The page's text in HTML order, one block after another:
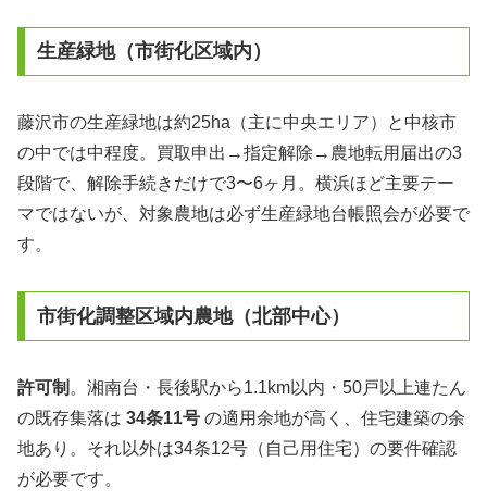
生産緑地（市街化区域内）
藤沢市の生産緑地は約25ha（主に中央エリア）と中核市
の中では中程度。買取申出→指定解除→農地転用届出の3
段階で、解除手続きだけで3〜6ヶ月。横浜ほど主要テー
マではないが、対象農地は必ず生産緑地台帳照会が必要で
す。
市街化調整区域内農地（北部中心）
許可制 。湘南台・長後駅から1.1km以内・50戸以上連たん
の既存集落は 34条11号 の適用余地が高く、住宅建築の余
地あり。それ以外は34条12号（自己用住宅）の要件確認
が必要です。